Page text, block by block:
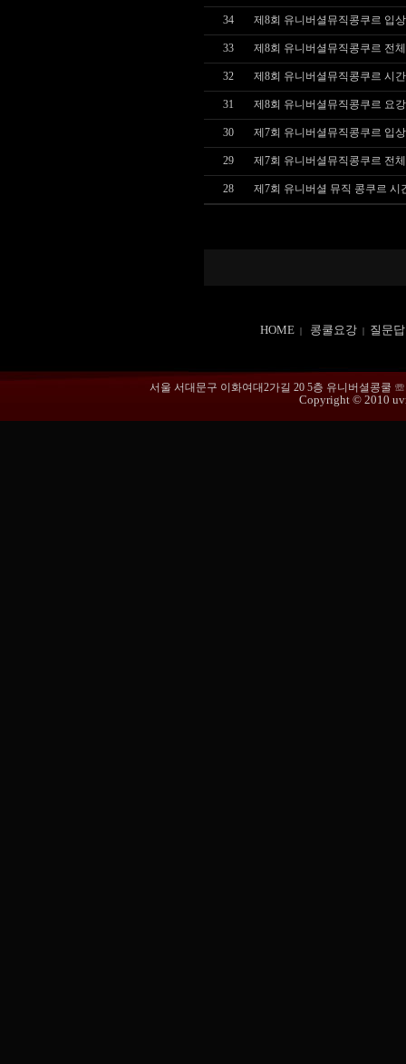
34 제8회 유니버셜뮤직콩쿠르 입
33 제8회 유니버셜뮤직콩쿠르 전
32 제8회 유니버셜뮤직콩쿠르 시
31 제8회 유니버셜뮤직콩쿠르 요강
30 제7회 유니버셜뮤직콩쿠르 입
29 제7회 유니버셜뮤직콩쿠르 전
28 제7회 유니버셜 뮤직 콩쿠르 시
HOME | 콩쿨요강 | 질문
서울 서대문구 이화여대2가길 20 5층 유니버셜콩쿨 ☏
Copyright © 2010